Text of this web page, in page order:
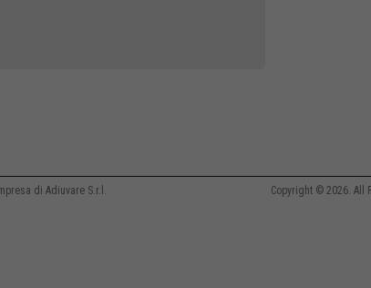
di Adiuvare S.r.l. Copyright © 2026. All